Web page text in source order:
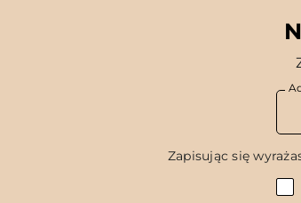
Zapisując się